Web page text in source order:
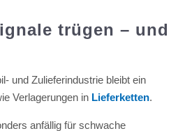
trügen – und
und Zulieferindustrie bleibt ein
Verlagerungen in Lieferketten.
anfällig für schwache